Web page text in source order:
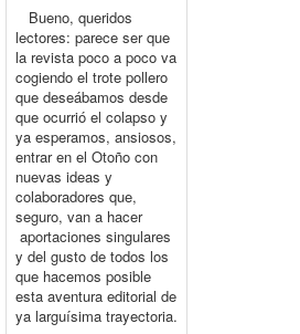
Bueno, queridos
lectores: parece ser que
la revista poco a poco va
cogiendo el trote pollero
que deseábamos desde
que ocurrió el colapso y
ya esperamos, ansiosos,
entrar en el Otoño con
nuevas ideas y
colaboradores que,
seguro, van a hacer
aportaciones singulares
y del gusto de todos los
que hacemos posible
esta aventura editorial de
ya larguísima trayectoria.